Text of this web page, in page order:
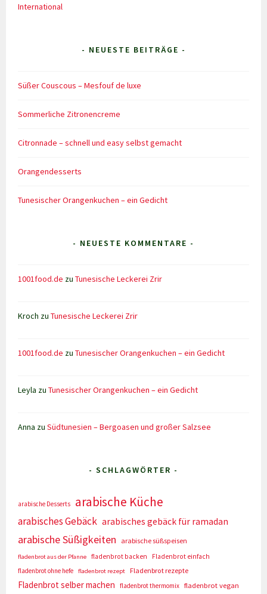
International
- NEUESTE BEITRÄGE -
Süßer Couscous – Mesfouf de luxe
Sommerliche Zitronencreme
Citronnade – schnell und easy selbst gemacht
Orangendesserts
Tunesischer Orangenkuchen – ein Gedicht
- NEUESTE KOMMENTARE -
1001food.de zuTunesische Leckerei Zrir
Kroch zuTunesische Leckerei Zrir
1001food.de zuTunesischer Orangenkuchen – ein Gedicht
Leyla zuTunesischer Orangenkuchen – ein Gedicht
Anna zuSüdtunesien – Bergoasen und großer Salzsee
- SCHLAGWÖRTER -
arabische Desserts arabische Küche
arabisches Gebäck arabisches gebäck für ramadan
arabische Süßigkeiten arabische süßspeisen
fladenbrot aus der Pfanne fladenbrot backen
Fladenbrot einfach
fladenbrot ohne hefe
fladenbrot rezept Fladenbrot rezepte
Fladenbrot selber machen fladenbrot thermomix fladenbrot vegan